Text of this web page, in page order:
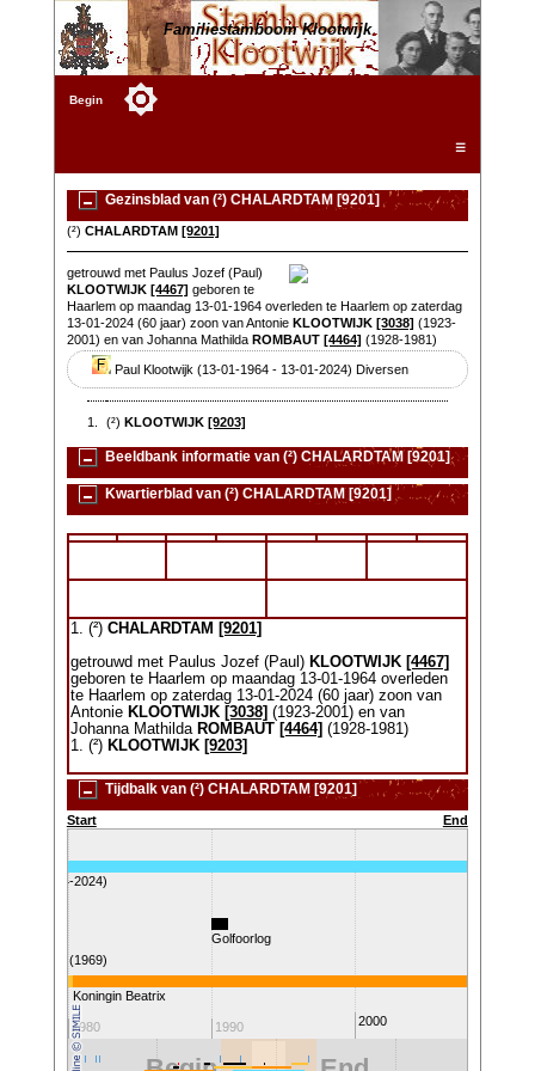
Familiestamboom Klootwijk
Begin
☰
Gezinsblad van (²) CHALARDTAM [9201]
(²) CHALARDTAM [9201]
getrouwd met Paulus Jozef (Paul)
KLOOTWIJK [4467] geboren te
Haarlem op maandag 13-01-1964 overleden te Haarlem op zaterdag
13-01-2024 (60 jaar) zoon van Antonie KLOOTWIJK [3038] (1923-
2001) en van Johanna Mathilda ROMBAUT [4464] (1928-1981)
Paul Klootwijk (13-01-1964 - 13-01-2024) Diversen
1. (²)KLOOTWIJK [9203]
Beeldbank informatie van (²) CHALARDTAM [9201]
Kwartierblad van (²) CHALARDTAM [9201]
1. (²) CHALARDTAM [9201]
getrouwd met Paulus Jozef (Paul) KLOOTWIJK [4467]
geboren te Haarlem op maandag 13-01-1964 overleden
te Haarlem op zaterdag 13-01-2024 (60 jaar) zoon van
Antonie KLOOTWIJK [3038] (1923-2001) en van
Johanna Mathilda ROMBAUT [4464] (1928-1981)
1. (²) KLOOTWIJK [9203]
Tijdbalk van (²) CHALARDTAM [9201]
Start End
1980 1990 2000
Golfoorlog
Koningin Beatrix
de maan (1969)
(1964-2024)